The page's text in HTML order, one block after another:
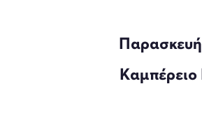
Καμπέρειο